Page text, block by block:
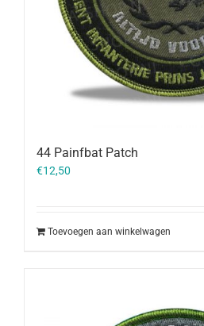
44 Painfbat Patch
€12,50
Toevoegen aan winkelwagen